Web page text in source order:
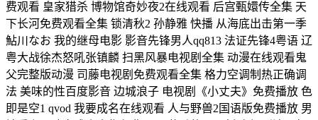
费观看 皇家猎杀 博物馆奇妙夜2在线观看 后宫甄嬛传全集 天
下长河免费观看全集 锁清秋2 孙静雅 快播 从海底出击第一季
鮎川なお 我的继母电影 影音先锋男人qq813 法证先锋4粤语 辽
粤大战徐杰怒吼张镇麟 扫黑风暴电视剧全集 动漫在线观看鬼
父完整版动漫 司藤电视剧免费观看全集 格力空调制热正确调
法 美味的性百度影音 边城浪子 电视剧《小丈夫》免费播放 色
即是空1 qvod 我要成名在线观看 人与野兽2国语版免费播放 男